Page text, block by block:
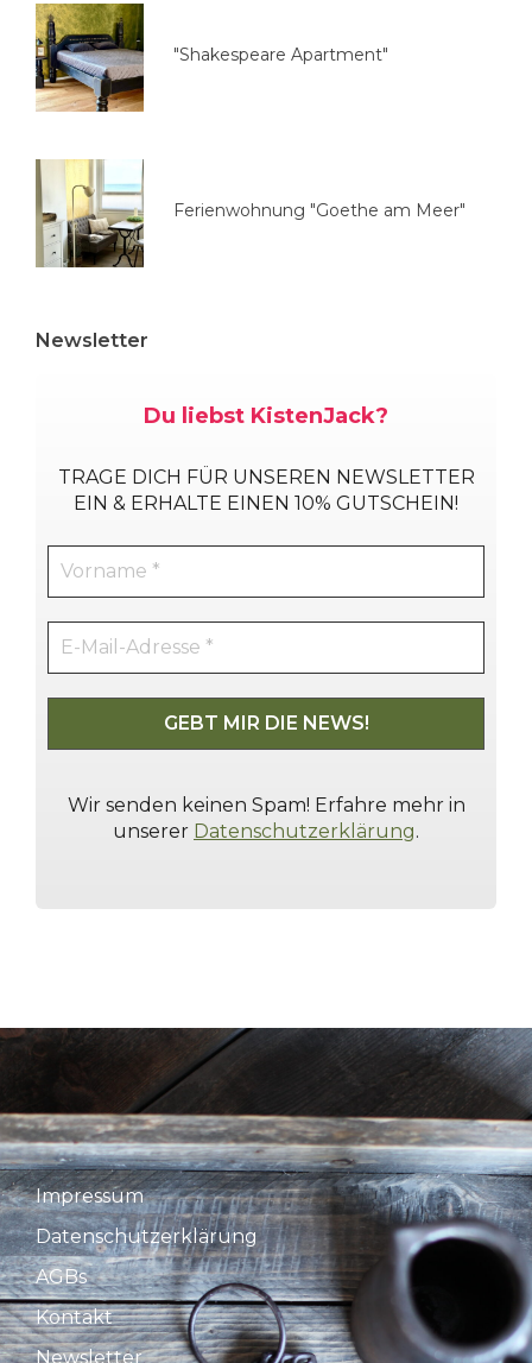
h
l
e
n
"Shakespeare Apartment"
Ferienwohnung "Goethe am Meer"
Newsletter
Du liebst KistenJack?
TRAGE DICH FÜR UNSEREN NEWSLETTER
EIN & ERHALTE EINEN 10% GUTSCHEIN!
Wir senden keinen Spam! Erfahre mehr in
unserer Datenschutzerklärung.
Impressum
Datenschutzerklärung
AGBs
Kontakt
Newsletter